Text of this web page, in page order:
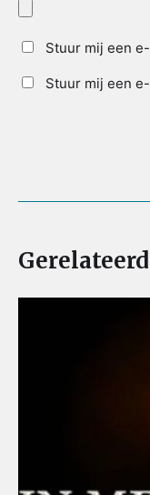
Stuur mij een
Stuur mij een